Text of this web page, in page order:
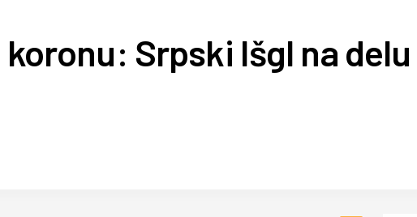
Srpski Išgl na delu